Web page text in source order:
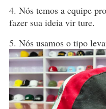
4. Nós temos a equipe
fazer sua ideia vir ture.
5. Nós usamos o tipo